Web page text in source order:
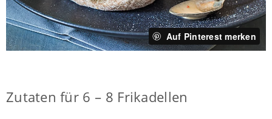
Auf Pinterest merken
Zutaten für 6 – 8 Frikadellen